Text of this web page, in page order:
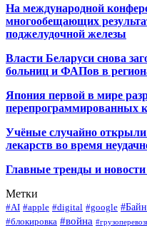
На международной
многообещающих
поджелудочной железы
Власти Беларуси снова
больниц и ФАПов в
Япония первой в мире
перепрограммированных
Учёные случайно открыли
лекарств во время
Главные тренды и
Метки
#AI #apple #digital #google
#блокировка #война